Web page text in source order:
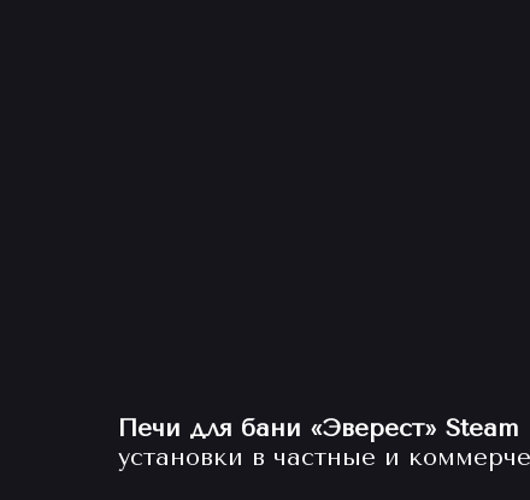
Печи для бани «Эверест»
установки в частные и